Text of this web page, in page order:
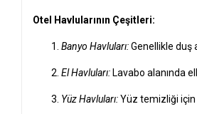
Otel Havlularının Çeşitleri:
Banyo Havluları:Genellikle duş
El Havluları: Lavabo alanında
Yüz Havluları:Yüz temizliği için